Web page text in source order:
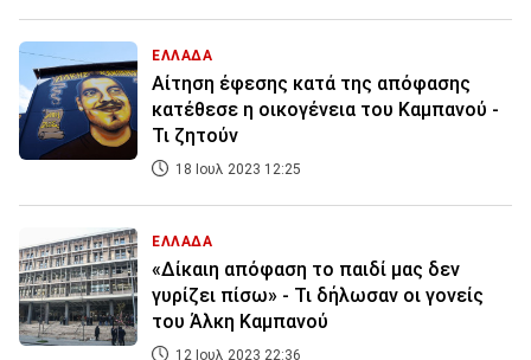
ΕΛΛΑΔΑ
Αίτηση έφεσης κατά της απόφασης
κατέθεσε η οικογένεια του Καμπανού -
Τι ζητούν
18 Ιουλ 2023 12:25
ΕΛΛΑΔΑ
«Δίκαιη απόφαση το παιδί μας δεν
γυρίζει πίσω» - Τι δήλωσαν οι γονείς
του Άλκη Καμπανού
12 Ιουλ 2023 22:36